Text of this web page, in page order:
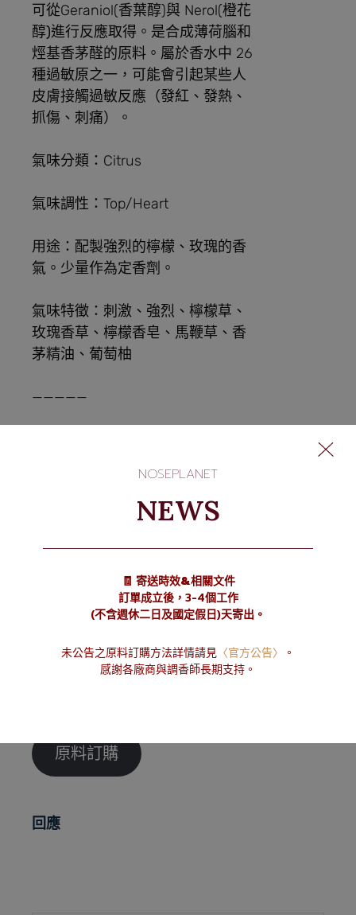
可從Geraniol(香葉醇)與 Nerol(橙花
醇)進行反應取得 。是合成薄荷腦和
烴基香茅醛的原料。屬於香水中 26
種過敏原之一，可能會引起某些人
皮膚接觸過敏反應（發紅、發熱、
抓傷、刺痛）。
氣味分類：Citrus
氣味調性：Top/Heart
用途：配製強烈的檸檬、玫瑰的香
氣。少量作為定香劑。
氣味特徵：刺激、強烈、檸檬草、
玫瑰香草、檸檬香皂、馬鞭草、香
茅精油、葡萄柚
—————
LogP: 3.62
參考用量：請見
https://ifrafragrance.org/safe-
原料訂購
回應
NOSEPLANET
NEWS
🧾 寄送時效&相關文件
訂單成立後，3-4個工作
(不含週休二日及國定假日)天寄出。
未公告之原料訂購方法詳情請見 〈官方公告〉
。
感謝各廠商與調香師長期支持。